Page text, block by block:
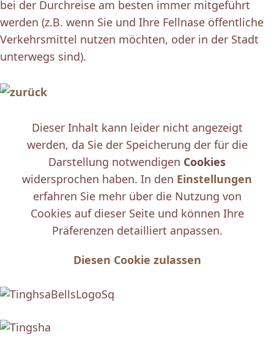
bei der Durchreise am besten immer mitgeführt
werden (z.B. wenn Sie und Ihre Fellnase öffentliche
Verkehrsmittel nutzen möchten, oder in der Stadt
unterwegs sind).
Dieser Inhalt kann leider nicht angezeigt
werden, da Sie der Speicherung der für die
Darstellung notwendigen Cookies
widersprochen haben. In den Einstellungen
erfahren Sie mehr über die Nutzung von
Cookies auf dieser Seite und können Ihre
Präferenzen detailliert anpassen.
Diesen Cookie zulassen